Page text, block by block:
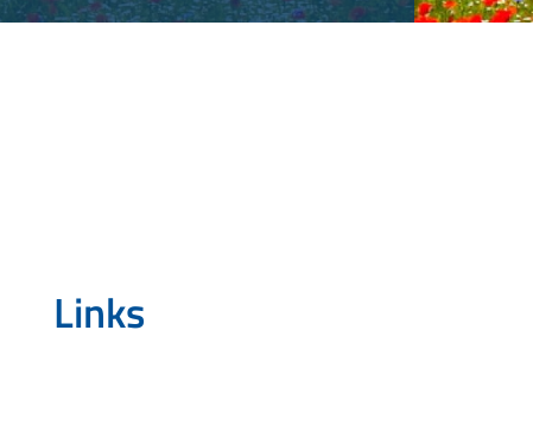
Links